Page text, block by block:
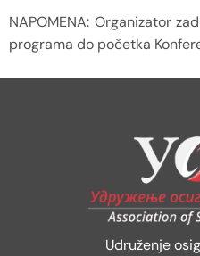
NAPOMENA: Organizator
programa do početka
Udruženje